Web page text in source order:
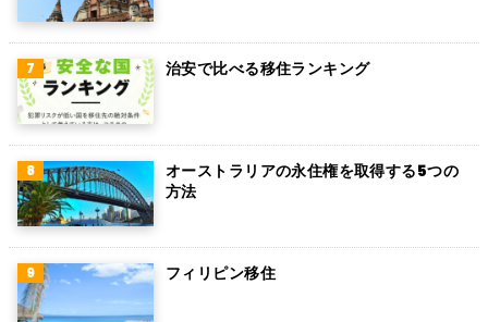
トルコ
フィンランド
チェコ
チリ
デンマーク
ハンガリー
ポーランド
治安で比べる移住ランキング
オーストラリアの永住権を取得する5つの
方法
フィリピン移住